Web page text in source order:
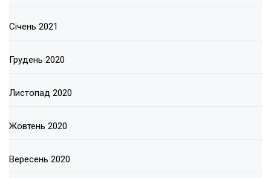
Січень 2021
Грудень 2020
Листопад 2020
Жовтень 2020
Вересень 2020